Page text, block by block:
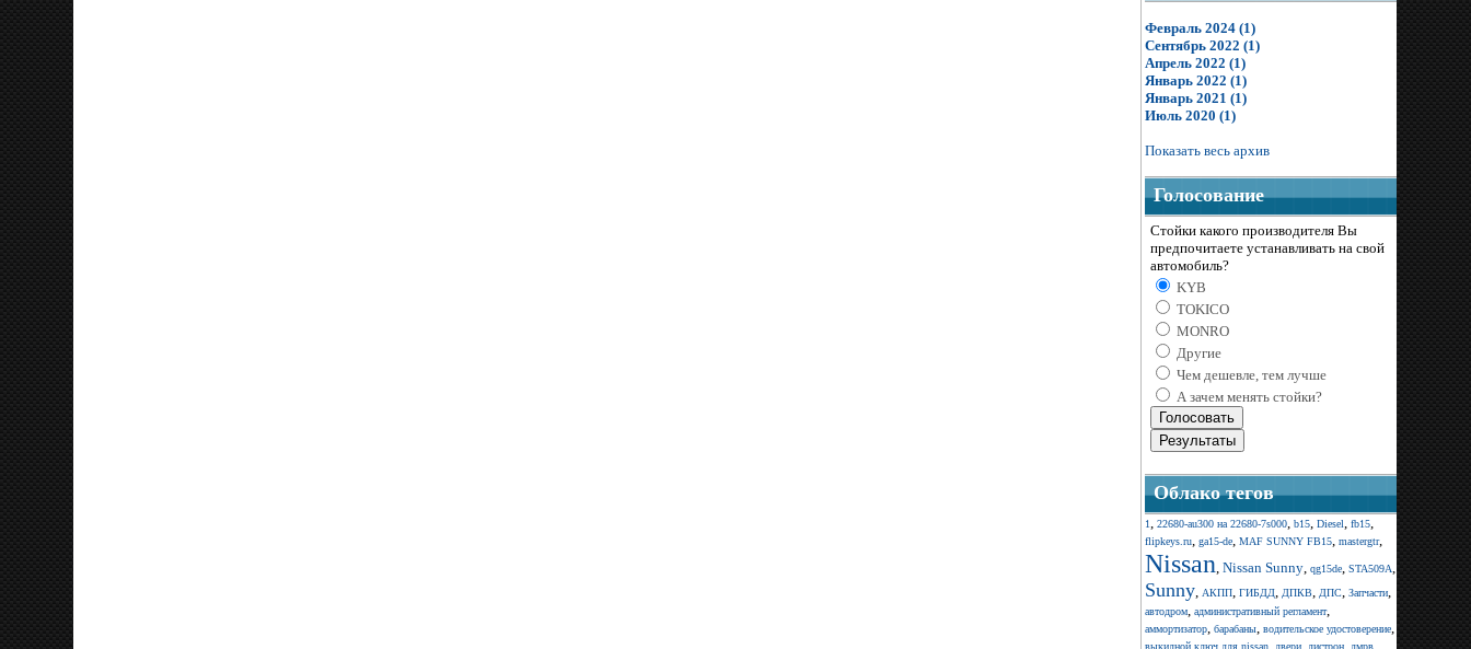
Февраль 2024 (1)
Сентябрь 2022 (1)
Апрель 2022 (1)
Январь 2022 (1)
Январь 2021 (1)
Июль 2020 (1)
Показать весь архив
Голосование
Стойки какого производителя Вы
предпочитаете устанавливать на свой
автомобиль?
KYB
TOKICO
MONRO
Другие
Чем дешевле, тем лучше
А зачем менять стойки?
Облако тегов
1 22680-au300 на 22680-7s000 b15 Diesel fb15
flipkeys.ru ga15-de MAF SUNNY FB15 mastergtr,
Nissan Nissan Sunny qg15de STA509A
Sunny АКПП ГИБДД ДПКВ ДПС Запчасти
автодром административный регламент,
аммортизатор барабаны водительское удостоверение
выкидной ключ для nissan двери дистрон дмрв